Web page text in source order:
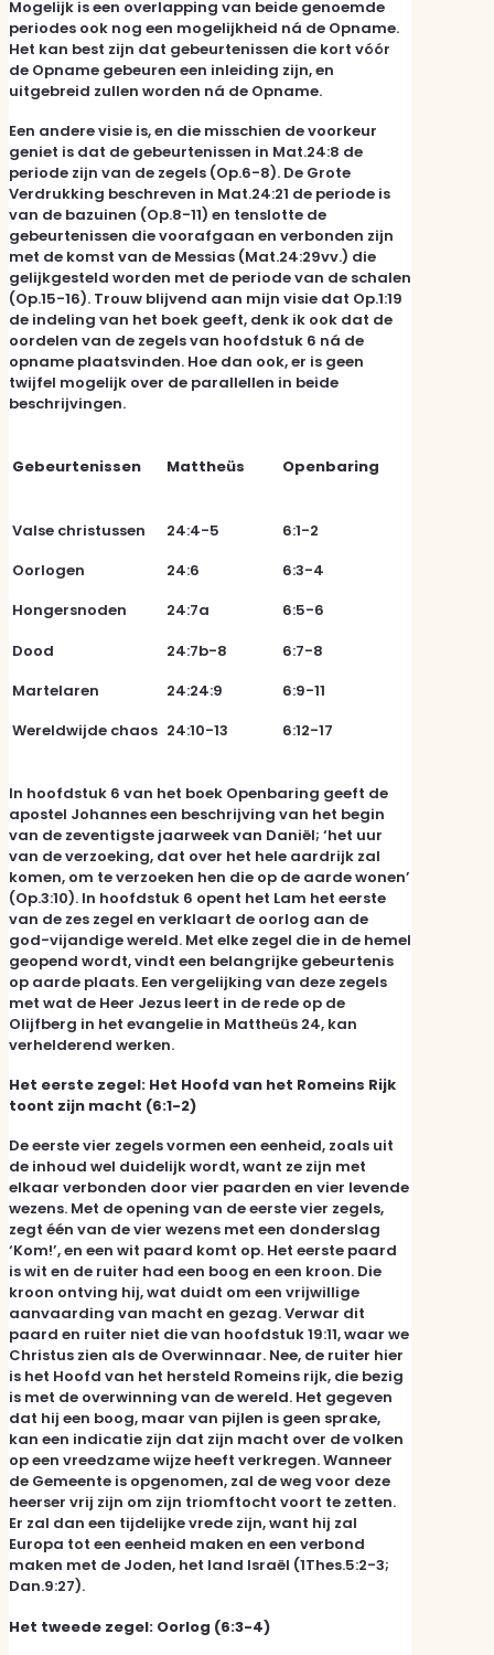
Mogelijk is een overlapping van beide genoemde
periodes ook nog een mogelijkheid ná de Opname.
Het kan best zijn dat gebeurtenissen die kort vóór
de Opname gebeuren een inleiding zijn, en
uitgebreid zullen worden ná de Opname.
Een andere visie is, en die misschien de voorkeur
geniet is dat de gebeurtenissen in Mat.24:8 de
periode zijn van de zegels (Op.6-8). De Grote
Verdrukking beschreven in Mat.24:21 de periode is
van de bazuinen (Op.8-11) en tenslotte de
gebeurtenissen die voorafgaan en verbonden zijn
met de komst van de Messias (Mat.24:29vv.) die
gelijkgesteld worden met de periode van de schalen
(Op.15-16). Trouw blijvend aan mijn visie dat Op.1:19
de indeling van het boek geeft, denk ik ook dat de
oordelen van de zegels van hoofdstuk 6 ná de
opname plaatsvinden. Hoe dan ook, er is geen
twijfel mogelijk over de parallellen in beide
beschrijvingen.
Gebeurtenissen Mattheüs Openbaring
Valse christussen
Oorlogen
Hongersnoden
Dood
Martelaren
Wereldwijde chaos
24:4-5
24:6
24:7a
24:7b-8
24:24:9
24:10-13
6:1-2
6:3-4
6:5-6
6:7-8
6:9-11
6:12-17
In hoofdstuk 6 van het boek Openbaring geeft de
apostel Johannes een beschrijving van het begin
van de zeventigste jaarweek van Daniël; ‘het uur
van de verzoeking, dat over het hele aardrijk zal
komen, om te verzoeken hen die op de aarde wonen’
(Op.3:10). In hoofdstuk 6 opent het Lam het eerste
van de zes zegel en verklaart de oorlog aan de
god-vijandige wereld. Met elke zegel die in de hemel
geopend wordt, vindt een belangrijke gebeurtenis
op aarde plaats. Een vergelijking van deze zegels
met wat de Heer Jezus leert in de rede op de
Olijfberg in het evangelie in Mattheüs 24, kan
verhelderend werken.
Het eerste zegel: Het Hoofd van het Romeins Rijk
toont zijn macht (6:1-2)
De eerste vier zegels vormen een eenheid, zoals uit
de inhoud wel duidelijk wordt, want ze zijn met
elkaar verbonden door vier paarden en vier levende
wezens. Met de opening van de eerste vier zegels,
zegt één van de vier wezens met een donderslag
‘Kom!’, en een wit paard komt op. Het eerste paard
is wit en de ruiter had een boog en een kroon. Die
kroon ontving hij, wat duidt om een vrijwillige
aanvaarding van macht en gezag. Verwar dit
paard en ruiter niet die van hoofdstuk 19:11, waar we
Christus zien als de Overwinnaar. Nee, de ruiter hier
is het Hoofd van het hersteld Romeins rijk, die bezig
is met de overwinning van de wereld. Het gegeven
dat hij een boog, maar van pijlen is geen sprake,
kan een indicatie zijn dat zijn macht over de volken
op een vreedzame wijze heeft verkregen. Wanneer
de Gemeente is opgenomen, zal de weg voor deze
heerser vrij zijn om zijn triomftocht voort te zetten.
Er zal dan een tijdelijke vrede zijn, want hij zal
Europa tot een eenheid maken en een verbond
maken met de Joden, het land Israël (1Thes.5:2-3;
Dan.9:27).
Het tweede zegel: Oorlog (6:3-4)